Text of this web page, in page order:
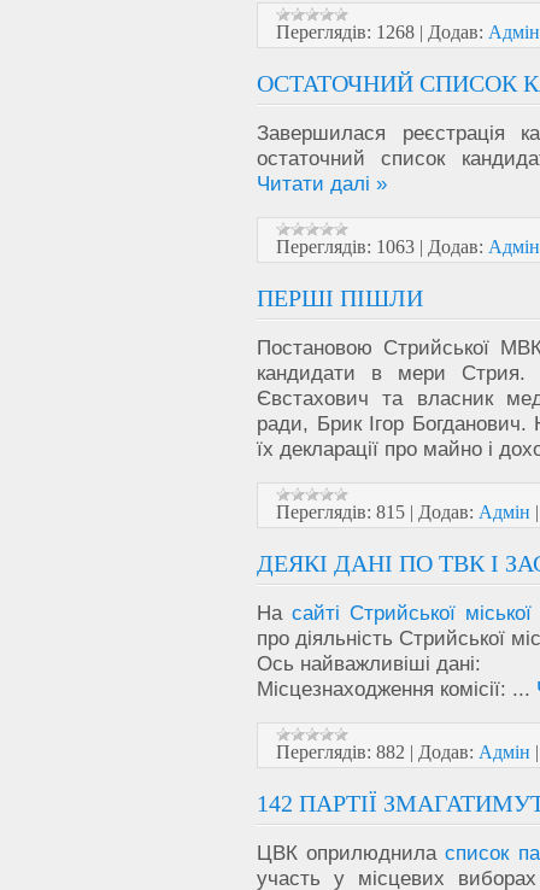
Переглядів: 1268 | Додав: Адмін
ОСТАТОЧНИЙ СПИСОК
Завершилася реєстрація
остаточний список
Читати далі »
Переглядів: 1063 | Додав: Адмін
ПЕРШІ ПІШЛИ
Постановою Стрийської
кандидати в мери
Євстахович та власник
ради, Брик Ігор Богданович.
їх декларації про майно і
Переглядів: 815 | Додав: Адмін
ДЕЯКІ ДАНІ ПО ТВК І
Насайті Стрийської
про діяльність Стрийської
Ось найважливіші дані:
Місцезнаходження комісії: ...
Переглядів: 882 | Додав: Адмін
142 ПАРТІЇ
ЦВК оприлюдниласписок
участь у місцевих